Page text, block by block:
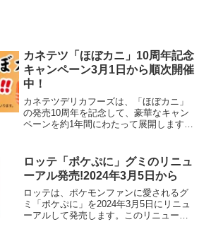
カネテツ「ほぼカニ」10周年記念
キャンペーン3月1日から順次開催
中！
カネテツデリカフーズは、「ほぼカニ」
の発売10周年を記念して、豪華なキャン
ペーンを約1年間にわたって展開します。
わい、食感、見た目を追求した練り物シ
リーズ「ほぼシリ...
ロッテ「ポケぷに」グミのリニュ
ーアル発売!2024年3月5日から
ロッテは、ポケモンファンに愛されるグ
ミ「ポケぷに」を2024年3月5日にリニュ
ーアルして発売します。このリニューア